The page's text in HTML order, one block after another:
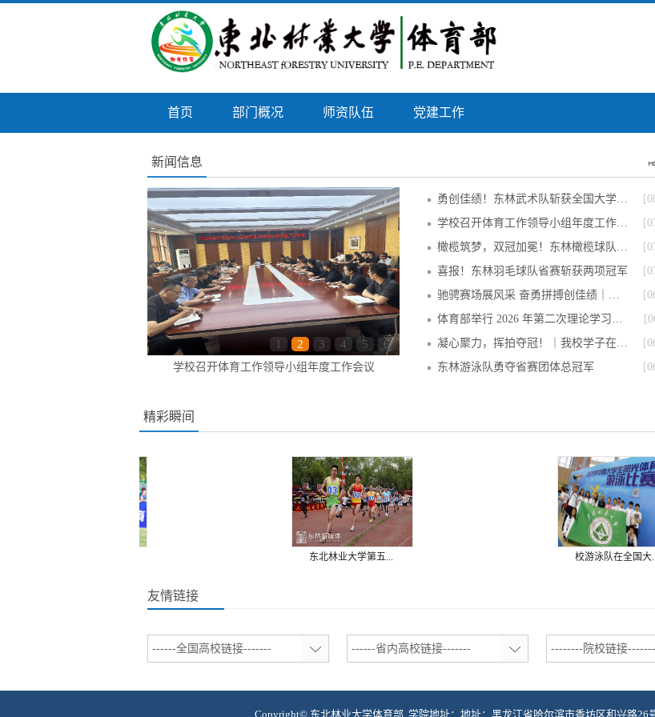
首页 部门概况 师资队伍 党建工作
新闻信息
1 2 3 4 5 6
学校召开体育工作领导小组年度工作会议
勇创佳绩！东林武术队斩获全国大学生武…
学校召开体育工作领导小组年度工作会议
橄榄筑梦，双冠加冕！东林橄榄球队斩获…
喜报！东林羽毛球队省赛斩获两项冠军
驰骋赛场展风采 奋勇拼搏创佳绩｜我校…
体育部举行 2026 年第二次理论学习中心…
凝心聚力，挥拍夺冠！｜我校学子在黑龙…
东林游泳队勇夺省赛团体总冠军
精彩瞬间
东北林业大学第五... 校游泳队在全国大...
友情链接
------全国高校链接------- ------省内高校链接------- --------院校链接
Copyright© 东北林业大学体育部 学院地址：地址：黑龙江省哈尔滨市香坊区和兴路26